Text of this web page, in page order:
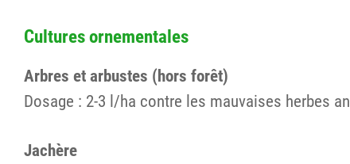
Cultures ornementales
Arbres et arbustes (hors forêt)
Dosage : 2-3 l/ha contre les mauvaises herbes
Jachère